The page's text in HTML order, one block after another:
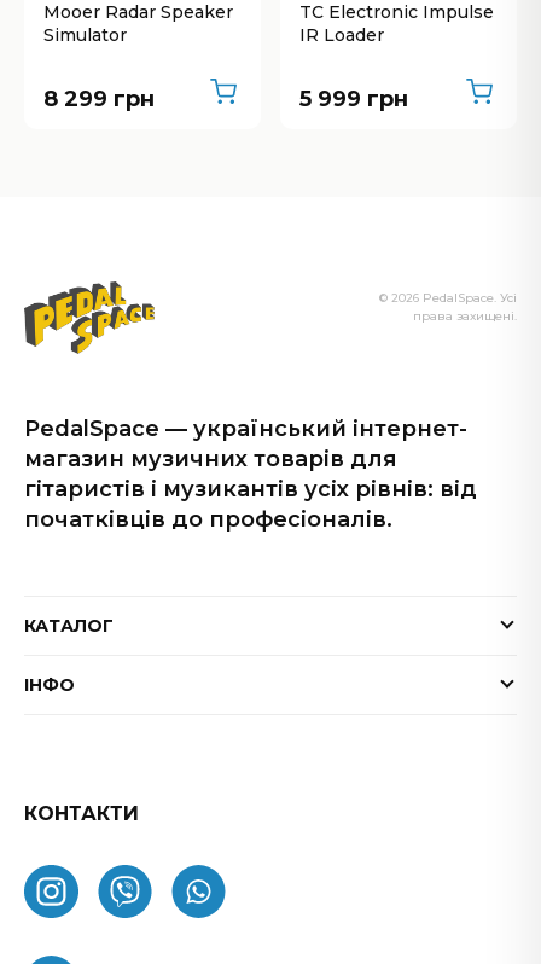
Mooer Radar Speaker
Simulator
8 299 грн
TC Electronic Impulse
IR Loader
5 999 грн
PedalSpace — український інтернет-
магазин музичних товарів для
гітаристів і музикантів усіх рівнів: від
початківців до професіоналів.
© 2026 PedalSpace. Усі
права захищені.
КАТАЛОГ
Електрогітари
Підсилювачі
Комбопідсилювачі
ІНФО
Обмін та повернення товару
Як замовити
КОНТАКТИ